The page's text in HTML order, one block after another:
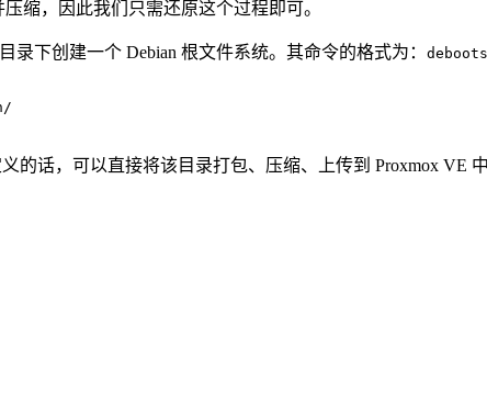
缩，因此我们只需还原这个过程即可。
录下创建一个 Debian 根文件系统。其命令的格式为：
的话，可以直接将该目录打包、压缩、上传到 Proxmox VE